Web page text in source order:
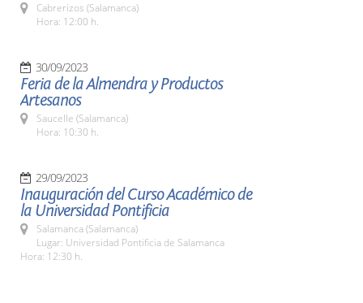
Cabrerizos (Salamanca)
Hora: 12:00 h.
30/09/2023
Feria de la Almendra y Productos
Artesanos
Saucelle (Salamanca)
Hora: 10:30 h.
29/09/2023
Inauguración del Curso Académico de
la Universidad Pontificia
Salamanca (Salamanca)
Lugar: Universidad Pontificia de Salamanca
Hora: 12:30 h.